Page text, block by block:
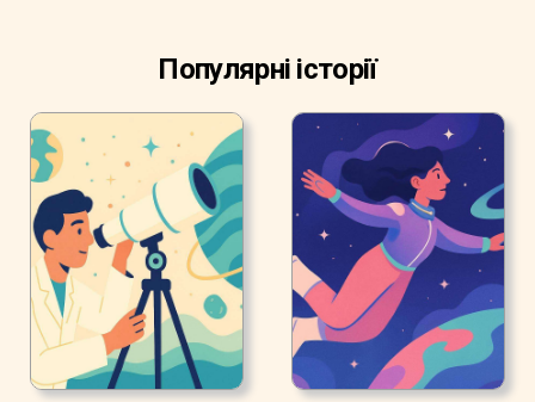
Популярні історії